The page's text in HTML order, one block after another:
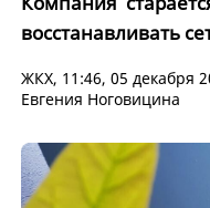
восстанавливать
ЖКХ, 11:46, 05 декабря
Евгения Ноговицина